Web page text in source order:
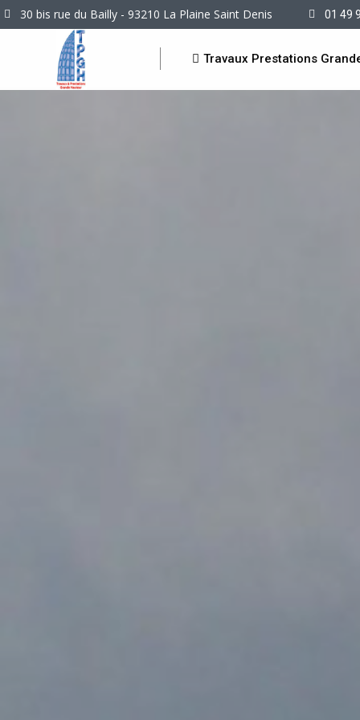
30 bis rue du Bailly - 93210 La Plaine Saint Denis 01 49
Travaux Prestations